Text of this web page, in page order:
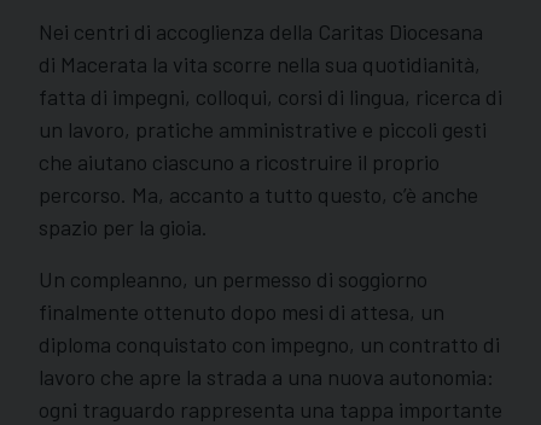
Nei centri di accoglienza della Caritas Diocesana
di Macerata la vita scorre nella sua quotidianità,
fatta di impegni, colloqui, corsi di lingua, ricerca di
un lavoro, pratiche amministrative e piccoli gesti
che aiutano ciascuno a ricostruire il proprio
percorso. Ma, accanto a tutto questo, c’è anche
spazio per la gioia.
Un compleanno, un permesso di soggiorno
finalmente ottenuto dopo mesi di attesa, un
diploma conquistato con impegno, un contratto di
lavoro che apre la strada a una nuova autonomia:
ogni traguardo rappresenta una tappa importante